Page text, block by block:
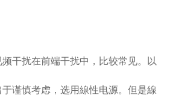
干扰在前端干扰中，比较常见。以
谨慎考虑，选用線性电源。但是線